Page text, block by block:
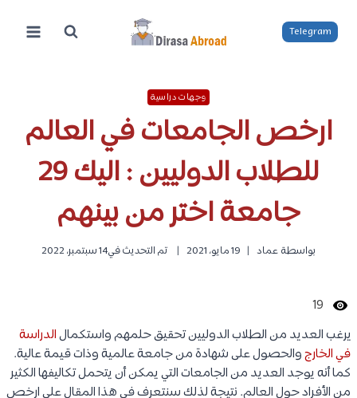
المحتوى
Telegram
وجهات دراسية
ارخص الجامعات في العالم
للطلاب الدوليين : اليك 29
جامعة اختر من بينهم
بواسطة عماد 19 مايو، 2021 تم التحديث في14 سبتمبر، 2022
19
يرغب العديد من الطلاب الدوليين تحقيق حلمهم واستكمالالدراسة
في الخارجوالحصول على شهادة من جامعة عالمية وذات قيمة عالية.
كما أنه يوجد العديد من الجامعات التي يمكن أن يتحمل تكاليفها الكثير
من الأفراد حول العالم. نتيجة لذلك سنتعرف في هذا المقال على ارخص